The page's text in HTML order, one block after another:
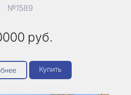
№1589
руб.
Купить